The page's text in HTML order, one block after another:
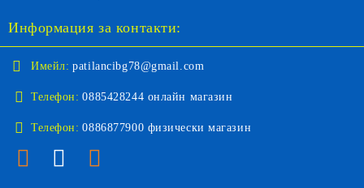
Информация за контакти:
Имейл: patilancibg78@gmail.com
Телефон: 0885428244 онлайн магазин
Телефон: 0886877900 физически магазин